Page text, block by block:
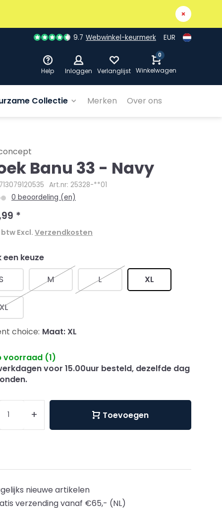
9.7 Webwinkel-keurmerk EUR
Help Inloggen Verlanglijst
0
Winkelwagen
Collectie Merken Over ons
Banu 33 - Navy
Art.nr: 25328-**01
0 beoordeling (en)
*
Excl. Verzendkosten
een keuze
M L XL
choice: Maat: XL
voorraad (1)
voor 15.00uur besteld, dezelfde dag
+ Toevoegen
nieuwe artikelen
verzending vanaf €65,- (NL)